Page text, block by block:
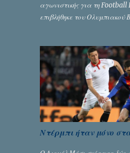
αγωνιστικής για τη Football
επιβλήθηκε του Ολυμπιακού
Ντέρμπι ήταν μόνο